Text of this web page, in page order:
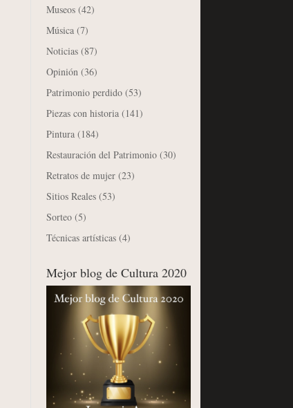
Museos (42)
Música (7)
Noticias (87)
Opinión (36)
Patrimonio perdido (53)
Piezas con historia (141)
Pintura (184)
Restauración del Patrimonio (30)
Retratos de mujer (23)
Sitios Reales (53)
Sorteo (5)
Técnicas artísticas (4)
Mejor blog de Cultura 2020